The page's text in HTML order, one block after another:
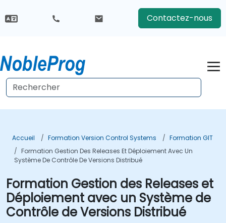
Contactez-nous
Accueil Formation Version Control Systems
Formation GIT
Formation Gestion Des Releases Et Déploiement Avec Un
Système De Contrôle De Versions Distribué
Formation Gestion des Releases et
Déploiement avec un Système de
Contrôle de Versions Distribué